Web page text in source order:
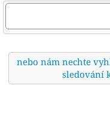
nebo nám nechte
sledování